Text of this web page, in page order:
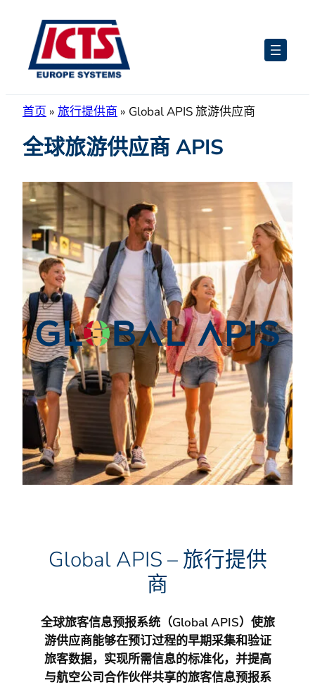
首页 » 旅行提供商 » Global APIS 旅游供应商
全球旅游供应商 APIS
Global APIS – 旅行提供
商
全球旅客信息预报系统（Global APIS）使旅
游供应商能够在预订过程的早期采集和验证
旅客数据，实现所需信息的标准化，并提高
与航空公司合作伙伴共享的旅客信息预报系